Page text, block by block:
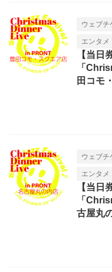
ウェブチ
エンタメ
【当日
「
田コモ
ウェブチ
エンタメ
【当日
「
古屋丸